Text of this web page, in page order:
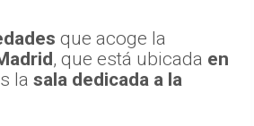
que acoge la
, que está ubicada en
la sala dedicada a la